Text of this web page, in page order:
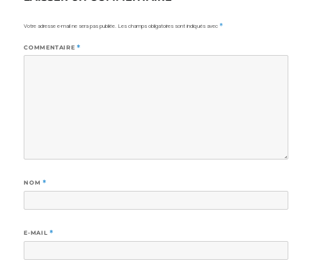
Votre adresse e-mail ne sera pas publiée. Les champs obligatoires sont indiqués avec*
COMMENTAIRE *
NOM *
E-MAIL *